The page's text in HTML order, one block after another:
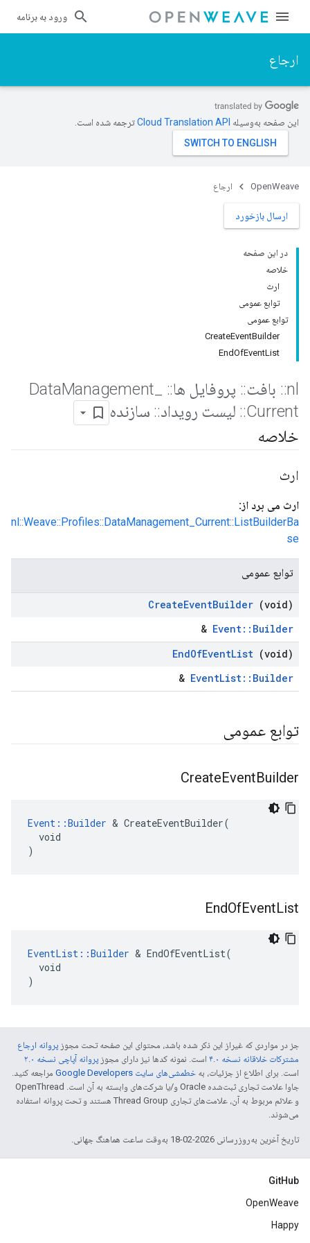
ورود به برنامه
ارجاع
این صفحه به‌وسیله ترجمه شده است.
OpenWeave ارجاع
ارسال بازخورد
در این صفحه
خلاصه
ارث
توابع عمومی
توابع عمومی
CreateEventBuilder
EndOfEventList
nl
:: بافت:: پروفایل ها::
Management
Current
:: لیست رویداد:: سازنده
خلاصه
ارث
ارث می برد از:
nl::Weave::Profiles::DataManagement_Current::ListBuilderBa
se
توابع عمومی
CreateEventBuilder (void)
Event::Builder
&
EndOfEventList (void)
EventList::Builder
&
توابع عمومی
CreateEventBuilder
Event::Builder & CreateEventBuilder(
  void
)
EndOfEventList
EventList::Builder & EndOfEventList(
  void
)
جز در مواردی که غیراز این ذکر شده باشد، محتوای این صفحه تحت مجوز پروانه ارجاع
مشترکات خلاقانه نسخه ۴.۰
است. نمونه کدها نیز دارای مجوز پروانه آپاچی نسخه ۲.۰
است. برای اطلاع از جزئیات، به خطمشی‌های سایت Google Developers‏
مراجعه کنید.
جاوا علامت تجاری ثبت‌شده Oracle و/یا شرکت‌های وابسته به آن است. ‫OpenThread
و علائم مربوط به آن، علامت‌های تجاری Thread Group هستند و تحت پروانه استفاده
می‌شوند.
تاریخ آخرین به‌روزرسانی 2026-02-18 به‌وقت ساعت هماهنگ جهانی.
GitHub
OpenWeave
Happy